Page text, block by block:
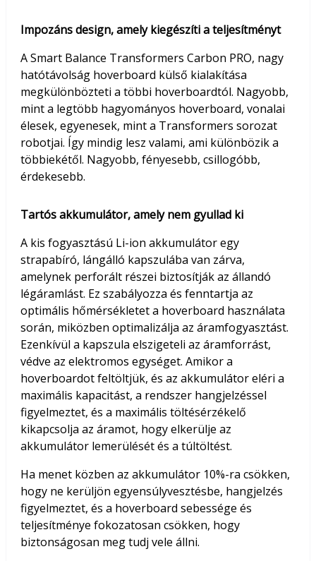
Impozáns design, amely kiegészíti a teljesítményt
A Smart Balance Transformers Carbon PRO, nagy
hatótávolság hoverboard külső kialakítása
megkülönbözteti a többi hoverboardtól. Nagyobb,
mint a legtöbb hagyományos hoverboard, vonalai
élesek, egyenesek, mint a Transformers sorozat
robotjai. Így mindig lesz valami, ami különbözik a
többiekétől. Nagyobb, fényesebb, csillogóbb,
érdekesebb.
Tartós akkumulátor, amely nem gyullad ki
A kis fogyasztású Li-ion akkumulátor egy
strapabíró, lángálló kapszulába van zárva,
amelynek perforált részei biztosítják az állandó
légáramlást. Ez szabályozza és fenntartja az
optimális hőmérsékletet a hoverboard használata
során, miközben optimalizálja az áramfogyasztást.
Ezenkívül a kapszula elszigeteli az áramforrást,
védve az elektromos egységet. Amikor a
hoverboardot feltöltjük, és az akkumulátor eléri a
maximális kapacitást, a rendszer hangjelzéssel
figyelmeztet, és a maximális töltésérzékelő
kikapcsolja az áramot, hogy elkerülje az
akkumulátor lemerülését és a túltöltést.
Ha menet közben az akkumulátor 10%-ra csökken,
hogy ne kerüljön egyensúlyvesztésbe, hangjelzés
figyelmeztet, és a hoverboard sebessége és
teljesítménye fokozatosan csökken, hogy
biztonságosan meg tudj vele állni.